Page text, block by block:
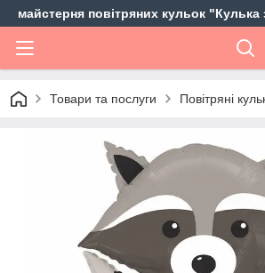
майстерня повітряних кульок
Товари та послуги Повітряні